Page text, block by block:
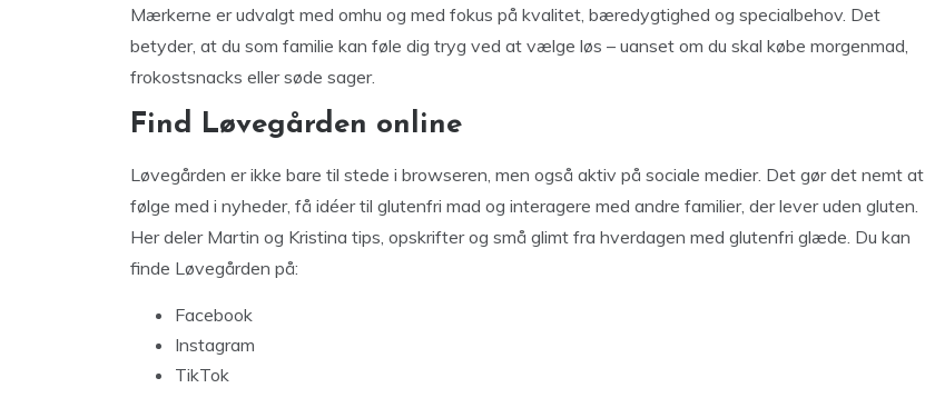
Mærkerne er udvalgt med omhu og med fokus på kvalitet, bæredygtighed og specialbehov. Det
betyder, at du som familie kan føle dig tryg ved at vælge løs – uanset om du skal købe morgenmad,
frokostsnacks eller søde sager.
Find Løvegården online
Løvegården er ikke bare til stede i browseren, men også aktiv på sociale medier. Det gør det nemt at
følge med i nyheder, få idéer til glutenfri mad og interagere med andre familier, der lever uden gluten.
Her deler Martin og Kristina tips, opskrifter og små glimt fra hverdagen med glutenfri glæde. Du kan
finde Løvegården på:
Facebook
Instagram
TikTok